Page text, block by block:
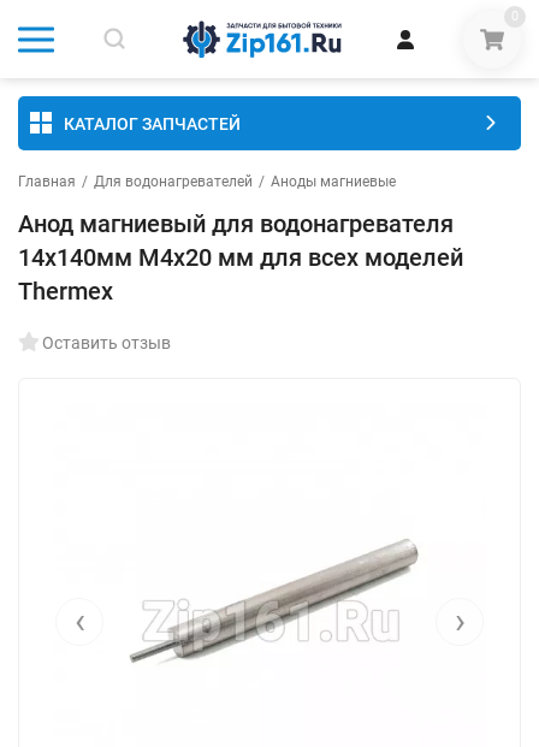
0
КАТАЛОГ ЗАПЧАСТЕЙ
Главная / Для водонагревателей / Аноды магниевые
Анод магниевый для водонагревателя
14х140мм М4х20 мм для всех моделей
Thermex
Оставить отзыв
‹ ›